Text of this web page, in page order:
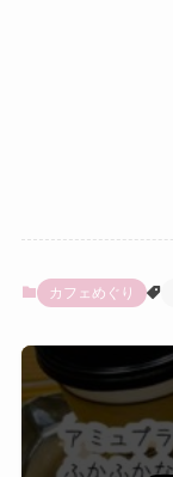
カフェめぐり